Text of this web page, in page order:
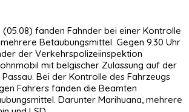
fanden Fahnder bei einer Kontrolle
Betäubungsmittel. Gegen 9.30 Uhr
der Verkehrspolizeiinspektion
mit belgischer Zulassung auf der
Bei der Kontrolle des Fahrzeugs
Fahrers fanden die Beamten
Darunter Marihuana, mehrere